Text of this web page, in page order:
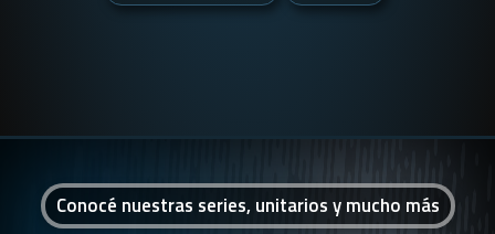
Conocé nuestras series, unitarios y mucho más